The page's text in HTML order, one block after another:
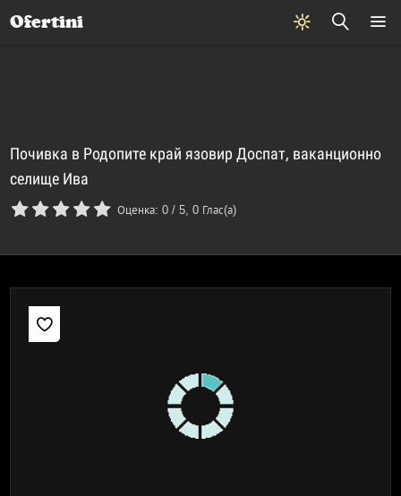
Ofertini
Почивка в Родопите край язовир Доспат, ваканционно
селище Ива
Оценка:0 /5,0 Глас(а)